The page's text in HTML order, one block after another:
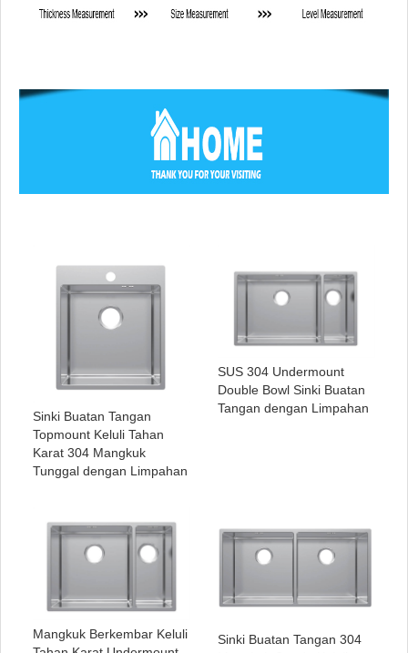
Sinki Buatan Tangan
Topmount Keluli Tahan
Karat 304 Mangkuk
Tunggal dengan Limpahan
SUS 304 Undermount
Double Bowl Sinki Buatan
Tangan dengan Limpahan
Mangkuk Berkembar Keluli
Sinki Buatan Tangan 304